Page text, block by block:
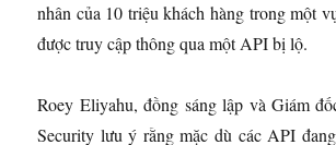
nhân của 10 triệu khách hàng trong một
được truy cập thông qua một API bị lộ.
Roey Eliyahu, đồng sáng lập và Giám
Security lưu ý rằng mặc dù các API